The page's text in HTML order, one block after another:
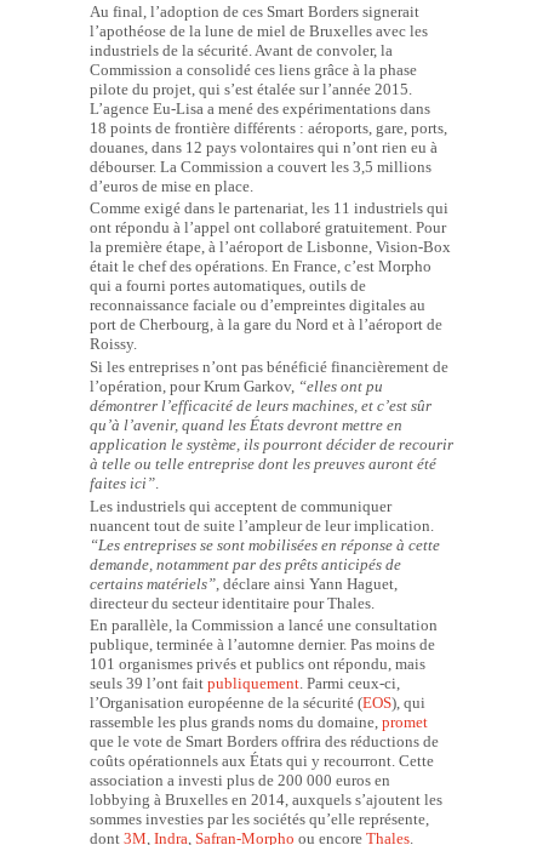
Au final, l’adoption de ces Smart Borders signerait
l’apothéose de la lune de miel de Bruxelles avec les
industriels de la sécurité. Avant de convoler, la
Commission a consolidé ces liens grâce à la phase
pilote du projet, qui s’est étalée sur l’année 2015.
L’agence Eu-Lisa a mené des expérimentations dans
18 points de frontière différents : aéroports, gare, ports,
douanes, dans 12 pays volontaires qui n’ont rien eu à
débourser. La Commission a couvert les 3,5 millions
d’euros de mise en place.
Comme exigé dans le partenariat, les 11 industriels qui
ont répondu à l’appel ont collaboré gratuitement. Pour
la première étape, à l’aéroport de Lisbonne, Vision-Box
était le chef des opérations. En France, c’est Morpho
qui a fourni portes automatiques, outils de
reconnaissance faciale ou d’empreintes digitales au
port de Cherbourg, à la gare du Nord et à l’aéroport de
Roissy.
Si les entreprises n’ont pas bénéficié financièrement de
l’opération, pour Krum Garkov, “elles ont pu
démontrer l’efficacité de leurs machines, et c’est sûr
qu’à l’avenir, quand les États devront mettre en
application le système, ils pourront décider de recourir
à telle ou telle entreprise dont les preuves auront été
faites ici”.
Les industriels qui acceptent de communiquer
nuancent tout de suite l’ampleur de leur implication.
“Les entreprises se sont mobilisées en réponse à cette
demande, notamment par des prêts anticipés de
certains matériels” , déclare ainsi Yann Haguet,
directeur du secteur identitaire pour Thales.
En parallèle, la Commission a lancé une consultation
publique, terminée à l’automne dernier. Pas moins de
101 organismes privés et publics ont répondu, mais
seuls 39 l’ont fait publiquement. Parmi ceux-ci,
l’Organisation européenne de la sécurité (EOS), qui
rassemble les plus grands noms du domaine, promet
que le vote de Smart Borders offrira des réductions de
coûts opérationnels aux États qui y recourront. Cette
association a investi plus de 200 000 euros en
lobbying à Bruxelles en 2014, auxquels s’ajoutent les
sommes investies par les sociétés qu’elle représente,
dont 3M, Indra, Safran-Morpho ou encore Thales.